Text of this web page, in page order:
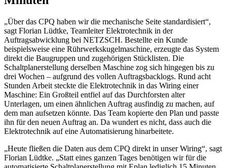
„Über das CPQ haben wir die mechanische Seite standardisiert“,
sagt Florian Lüdtke, Teamleiter Elektrotechnik in der
Auftragsabwicklung bei NETZSCH. Bestellte ein Kunde
beispielsweise eine Rührwerkskugelmaschine, erzeugte das System
direkt die Baugruppen und zugehörigen Stücklisten. Die
Schaltplanerstellung derselben Maschine zog sich hingegen bis zu
drei Wochen – aufgrund des vollen Auftragsbacklogs. Rund acht
Stunden Arbeit steckte die Elektrotechnik in das Wiring einer
Maschine: Ein Großteil entfiel auf das Durchforsten alter
Unterlagen, um einen ähnlichen Auftrag ausfindig zu machen, auf
dem man aufsetzen könnte. Das Team kopierte den Plan und passte
ihn für den neuen Auftrag an. Da wundert es nicht, dass auch die
Elektrotechnik auf eine Automatisierung hinarbeitete.
„Heute fließen die Daten aus dem CPQ direkt in unser Wiring“, sagt
Florian Lüdtke. „Statt eines ganzen Tages benötigen wir für die